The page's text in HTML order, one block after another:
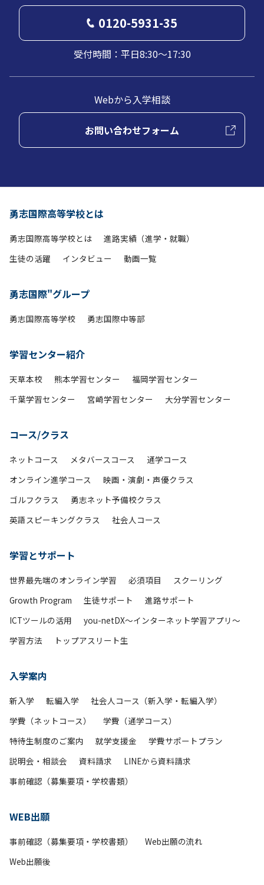
0120-5931-35
受付時間：平日8:30～17:30
Webから入学相談
お問い合わせフォーム
勇志国際高等学校とは
勇志国際高等学校とは
進路実績（進学・就職）
生徒の活躍
インタビュー 動画一覧
勇志国際"グループ
勇志国際高等学校 勇志国際中等部
学習センター紹介
天草本校 熊本学習センター
福岡学習センター
千葉学習センター
宮崎学習センター 大分学習センター
コース/クラス
ネットコース メタバースコース
通学コース
オンライン進学コース
映画・演劇・声優クラス
ゴルフクラス
勇志ネット予備校クラス
英語スピーキングクラス
社会人コース
学習とサポート
世界最先端のオンライン学習 必須項目
スクーリング
Growth Program
生徒サポート
進路サポート
ICTツールの活用
you-netDX～インターネット学習アプリ～
学習方法
トップアスリート生
入学案内
新入学 転編入学
社会人コース（新入学・転編入学）
学費（ネットコース）
学費（通学コース）
特待生制度のご案内
就学支援金
学費サポートプラン
説明会・相談会
資料請求
LINEから資料請求
事前確認（募集要項・学校書類）
WEB出願
事前確認（募集要項・学校書類）
Web出願の流れ
Web出願後